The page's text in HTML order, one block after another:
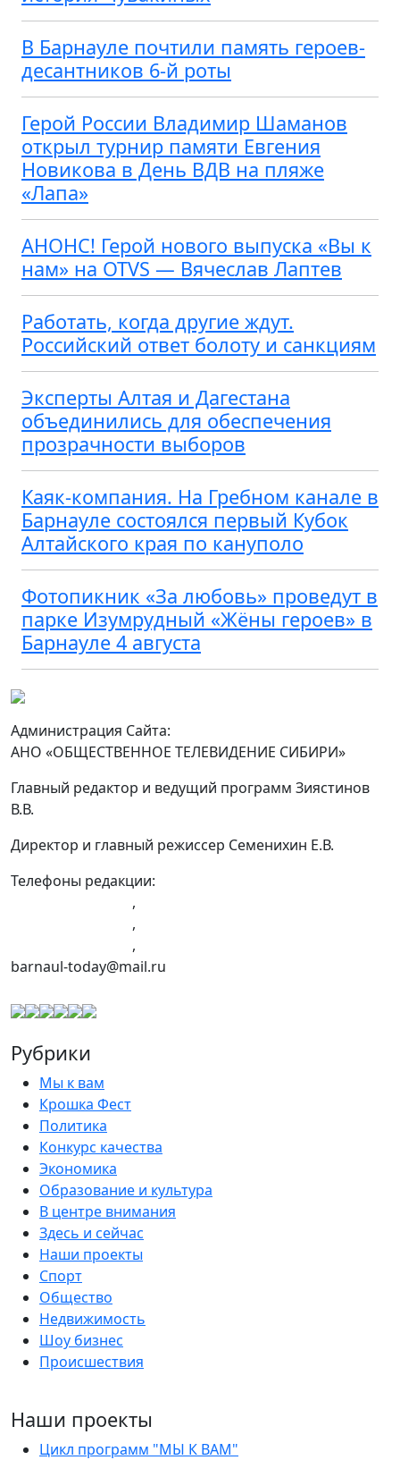
В Барнауле почтили память героев-
десантников 6-й роты
Герой России Владимир Шаманов
открыл турнир памяти Евгения
Новикова в День ВДВ на пляже
«Лапа»
АНОНС! Герой нового выпуска «Вы к
нам» на OTVS — Вячеслав Лаптев
Работать, когда другие ждут.
Российский ответ болоту и санкциям
Эксперты Алтая и Дагестана
объединились для обеспечения
прозрачности выборов
Каяк-компания. На Гребном канале в
Барнауле состоялся первый Кубок
Алтайского края по кануполо
Фотопикник «За любовь» проведут в
парке Изумрудный «Жёны героев» в
Барнауле 4 августа
Администрация Сайта:
АНО «ОБЩЕСТВЕННОЕ ТЕЛЕВИДЕНИЕ СИБИРИ»
Главный редактор и ведущий программ Зиястинов
В.В.
Директор и главный режиссер Семенихин Е.В.
Телефоны редакции:
,
,
,
barnaul-today@mail.ru
Рубрики
Мы к вам
Крошка Фест
Политика
Конкурс качества
Экономика
Образование и культура
В центре внимания
Здесь и сейчас
Наши проекты
Спорт
Общество
Недвижимость
Шоу бизнес
Происшествия
Наши проекты
Цикл программ "МЫ К ВАМ"